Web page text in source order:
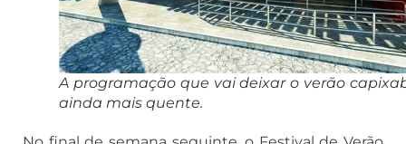
A programação que vai deixar o verão
ainda mais quente.